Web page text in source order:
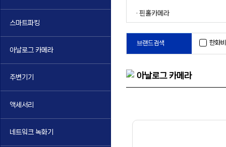
스마트파킹
아날로그 카메라
주변기기
액세서리
네트워크 녹화기
· 핀홀카메라
브랜드검색 한화
아날로그 카메라